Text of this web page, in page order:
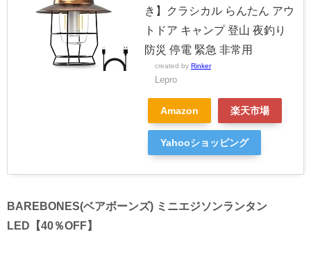
き】クラシカル らんたん アウ
トドア キャンプ 登山 夜釣り
防災 停電 緊急 非常用
created by Rinker
Lepro
Amazon 楽天市場
Yahooショッピング
BAREBONES(ベアボーンズ) ミニエジソンランタン
LED【40％OFF】